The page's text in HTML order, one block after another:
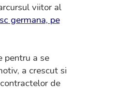
viitor al
germana, pe
pentru a se
a crescut si
de